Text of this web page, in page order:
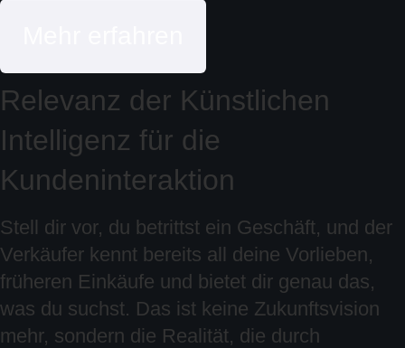
Relevanz der Künstlichen
Intelligenz für die
Kundeninteraktion
Stell dir vor, du betrittst ein Geschäft, und der
Verkäufer kennt bereits all deine Vorlieben,
früheren Einkäufe und bietet dir genau das,
was du suchst. Das ist keine Zukunftsvision
mehr, sondern die Realität, die durch